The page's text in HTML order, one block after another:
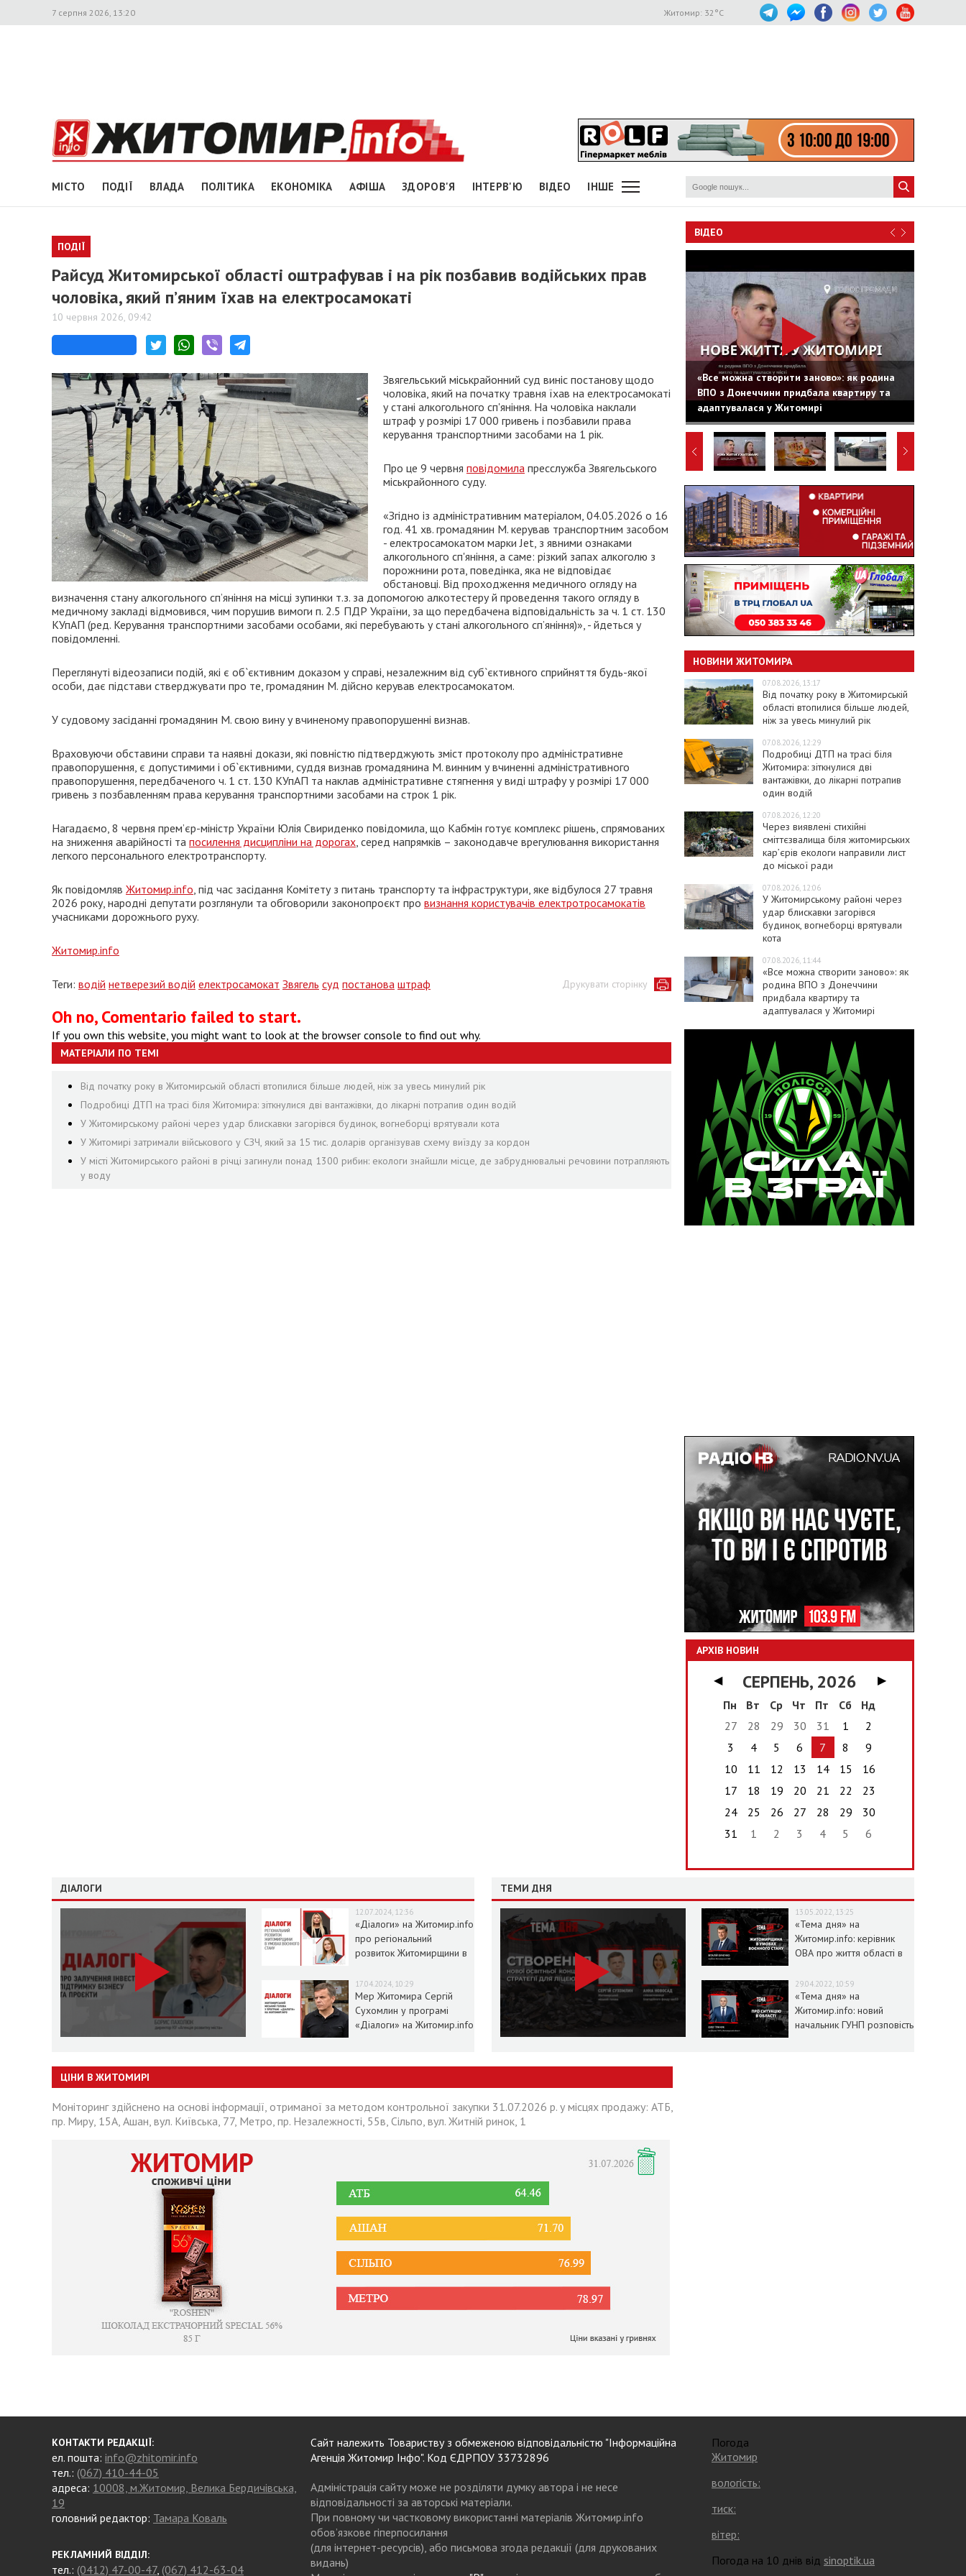
7 серпня 2026, 13:20 Житомир: 32 °C
МІСТО ПОДІЇ ВЛАДА ПОЛІТИКА ЕКОНОМІКА АФІША ЗДОРОВ'Я ІНТЕРВ'Ю ВІДЕО ІНШЕ
ПОДІЇ
Райсуд Житомирської області оштрафував і на рік позбавив водійських прав
чоловіка, який п’яним їхав на електросамокаті
10 червня 2026, 09:42
Звягельський міськрайонний суд виніс постанову щодо
чоловіка, який на початку травня їхав на електросамокаті
у стані алкогольного сп'яніння. На чоловіка наклали
штраф у розмірі 17 000 гривень і позбавили права
керування транспортними засобами на 1 рік.
Про це 9 червня повідомила пресслужба Звягельського
міськрайонного суду.
«Згідно із адміністративним матеріалом, 04.05.2026 о 16
год. 41 хв. громадянин М. керував транспортним засобом
- електросамокатом марки Jet, з явними ознаками
алкогольного сп'яніння, а саме: різкий запах алкоголю з
порожнини рота, поведінка, яка не відповідає
обстановці. Від проходження медичного огляду на
визначення стану алкогольного сп’яніння на місці зупинки т.з. за допомогою алкотестеру й проведення такого огляду в
медичному закладі відмовився, чим порушив вимоги п. 2.5 ПДР України, за що передбачена відповідальність за ч. 1 ст. 130
КУпАП (ред. Керування транспортними засобами особами, які перебувають у стані алкогольного сп’яніння)», - йдеться у
повідомленні.
Переглянуті відеозаписи подій, які є об`єктивним доказом у справі, незалежним від суб`єктивного сприйняття будь-якої
особи, дає підстави стверджувати про те, громадянин М. дійсно керував електросамокатом.
У судовому засіданні громадянин М. свою вину у вчиненому правопорушенні визнав.
Враховуючи обставини справи та наявні докази, які повністю підтверджують зміст протоколу про адміністративне
правопорушення, є допустимими і об`єктивними, суддя визнав громадянина М. винним у вчиненні адміністративного
правопорушення, передбаченого ч. 1 ст. 130 КУпАП та наклав адміністративне стягнення у виді штрафу у розмірі 17 000
гривень з позбавленням права керування транспортними засобами на строк 1 рік.
Нагадаємо, 8 червня прем’єр-міністр України Юлія Свириденко повідомила, що Кабмін готує комплекс рішень, спрямованих
на зниження аварійності та посилення дисципліни на дорогах, серед напрямків – законодавче врегулювання використання
легкого персонального електротранспорту.
Як повідомляв Житомир.info, під час засідання Комітету з питань транспорту та інфраструктури, яке відбулося 27 травня
2026 року, народні депутати розглянули та обговорили законопроєкт про визнання користувачів електротросамокатів
учасниками дорожнього руху.
Житомир.info
Друкувати сторінку
Теги: водій нетверезий водій електросамокат Звягель суд постанова штраф
Oh no, Comentario failed to start.
If you own this website, you might want to look at the browser console to find out why.
МАТЕРІАЛИ ПО ТЕМІ
Від початку року в Житомирській області втопилися більше людей, ніж за увесь минулий рік
Подробиці ДТП на трасі біля Житомира: зіткнулися дві вантажівки, до лікарні потрапив один водій
У Житомирському районі через удар блискавки загорівся будинок, вогнеборці врятували кота
У Житомирі затримали військового у СЗЧ, який за 15 тис. доларів організував схему виїзду за кордон
У місті Житомирського районі в річці загинули понад 1300 рибин: екологи знайшли місце, де забруднювальні речовини потрапляють
у воду
ВІДЕО
«Все можна створити заново»: як родина
ВПО з Донеччини придбала квартиру та
адаптувалася у Житомирі
НОВИНИ ЖИТОМИРА
07.08.2026, 13:17
Від початку року в Житомирській
області втопилися більше людей,
ніж за увесь минулий рік
07.08.2026, 12:29
Подробиці ДТП на трасі біля
Житомира: зіткнулися дві
вантажівки, до лікарні потрапив
один водій
07.08.2026, 12:20
Через виявлені стихійні
сміттєзвалища біля житомирських
кар’єрів екологи направили лист
до міської ради
07.08.2026, 12:06
У Житомирському районі через
удар блискавки загорівся
будинок, вогнеборці врятували
кота
07.08.2026, 11:44
«Все можна створити заново»: як
родина ВПО з Донеччини
придбала квартиру та
адаптувалася у Житомирі
АРХІВ НОВИН
◀ СЕРПЕНЬ, 2026
▶
Пн
Вт Ср Чт Пт Сб
Нд
27
28 29 30 31 1
2
3
4 5 6 7 8
9
10
11 12 13 14 15
16
17
18 19 20 21 22
23
24
25 26 27 28 29
30
31
1 2 3 4 5 6
ДІАЛОГИ
12.07.2024, 12:36
«Діалоги» на Житомир.info
про регіональний
розвиток Житомирщини в
17.04.2024, 10:29
Мер Житомира Сергій
Сухомлин у програмі
«Діалоги» на Житомир.info
ТЕМИ ДНЯ
13.05.2022, 13:25
«Тема дня» на
Житомир.info: керівник
ОВА про життя області в
29.04.2022, 10:59
«Тема дня» на
Житомир.info: новий
начальник ГУНП розповість
ЦІНИ В ЖИТОМИРІ
Моніторинг здійснено на основі інформації, отриманої за методом контрольної закупки 31.07.2026 р. у місцях продажу: АТБ,
пр. Миру, 15А, Ашан, вул. Київська, 77, Метро, пр. Незалежності, 55в, Сільпо, вул. Житній ринок, 1
КОНТАКТИ РЕДАКЦІЇ:
ел. пошта: info@zhitomir.info
тел.: (067) 410-44-05
адреса: 10008, м.Житомир, Велика Бердичівська,
19
головний редактор: Тамара Коваль
РЕКЛАМНИЙ ВІДДІЛ:
тел.: (0412) 47-00-47, (067) 412-63-04
Сайт належить Товариству з обмеженою відповідальністю "Інформаційна
Агенція Житомир Інфо". Код ЄДРПОУ 33732896
Адміністрація сайту може не розділяти думку автора і не несе
відповідальності за авторські матеріали.
При повному чи частковому використанні матеріалів Житомир.info
обов’язкове гіперпосилання
(для інтернет-ресурсів), або письмова згода редакції (для друкованих
видань)
Погода
Житомир
вологість:
тиск:
вітер:
Погода на 10 днів від sinoptik.ua